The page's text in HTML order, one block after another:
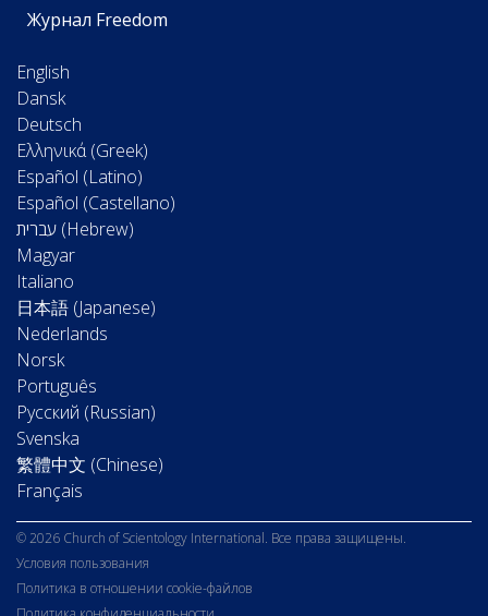
Журнал Freedom
English
Dansk
Deutsch
Ελληνικά (Greek)
Español (Latino)
Español (Castellano)
Magyar
Italiano
日本語 (Japanese)
Nederlands
Norsk
Português
Русский (Russian)
Svenska
繁體中文 (Chinese)
Français
© 2026 Church of Scientology International. Все права защищены.
Условия пользования
Политика в отношении cookie-файлов